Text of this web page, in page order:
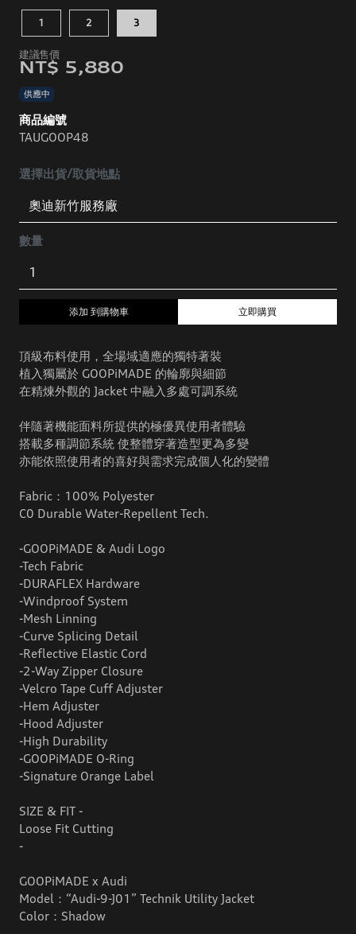
1 2 3
NT$ 5,880
供應中
商品編號
TAUGOOP48
選擇出貨/取貨地點
數量
添加 到購物車 立即購買
頂級布料使用，全場域適應的獨特著裝
植入獨屬於 GOOPiMADE 的輪廓與細節
在精煉外觀的 Jacket 中融入多處可調系統
伴隨著機能面料所提供的極優異使用者體驗
搭載多種調節系統 使整體穿著造型更為多變
亦能依照使用者的喜好與需求完成個人化的變體
Fabric：100% Polyester
C0 Durable Water-Repellent Tech.
-GOOPiMADE & Audi Logo
-Tech Fabric
-DURAFLEX Hardware
-Windproof System
-Mesh Linning
-Curve Splicing Detail
-Reflective Elastic Cord
-2-Way Zipper Closure
-Velcro Tape Cuff Adjuster
-Hem Adjuster
-Hood Adjuster
-High Durability
-GOOPiMADE O-Ring
-Signature Orange Label
SIZE & FIT -
Loose Fit Cutting
-
GOOPiMADE x Audi
Model：“Audi-9-J01” Technik Utility Jacket
Color：Shadow